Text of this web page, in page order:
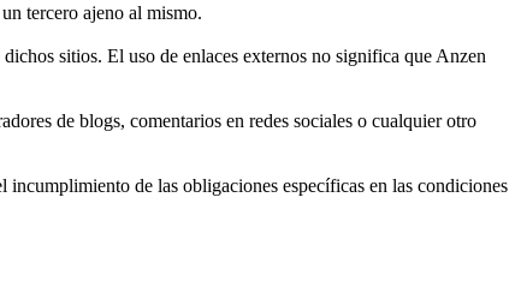
tercero ajeno al mismo.
sitios. El uso de enlaces externos no significa que Anzen
de blogs, comentarios en redes sociales o cualquier otro
de las obligaciones específicas en las condiciones